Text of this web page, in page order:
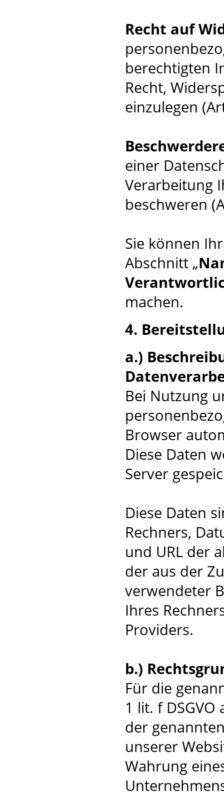
Recht auf
berechtigten
Recht,
einzulegen
einer
Verarbeitung
beschweren
Sie können
Abschnitt „
machen.
4.
a.)
Bei Nutzung
Browser
Diese Daten
Server
Diese Daten
Rechners,
und URL der
der aus der
verwendeter
Ihres
Providers.
b.)
Für die
1 lit. f
der
unserer
Wahrung